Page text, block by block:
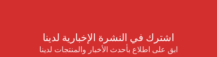
اشترك في النشرة الإخبارية لدينا
ابق على اطلاع بأحدث الأخبار والمنتجات لدينا